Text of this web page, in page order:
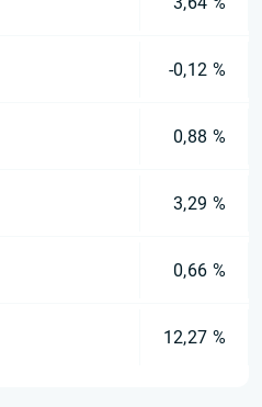
-0,12 %
0,88 %
3,29 %
0,66 %
12,27 %